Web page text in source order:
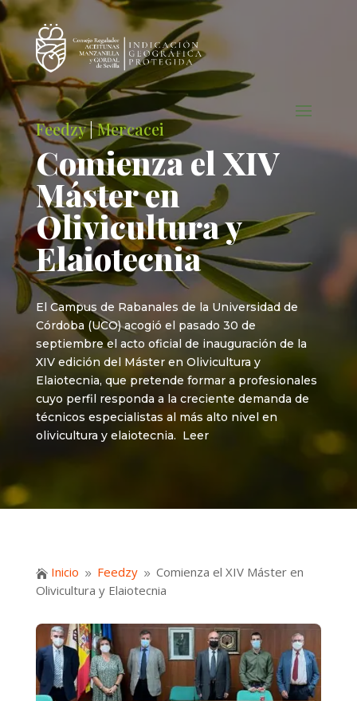
Feedzy|Mercacei
Comienza el XIV
Máster en
Olivicultura y
Elaiotecnia
El Campus de Rabanales de la Universidad de
Córdoba (UCO) acogió el pasado 30 de
septiembre el acto oficial de inauguración de la
XIV edición del Máster en Olivicultura y
Elaiotecnia, que pretende formar a profesionales
cuyo perfil responda a la creciente demanda de
técnicos especialistas al más alto nivel en
olivicultura y elaiotecnia. Leer
 Inicio 9 Feedzy 9 Comienza el XIV Máster en
Olivicultura y Elaiotecnia